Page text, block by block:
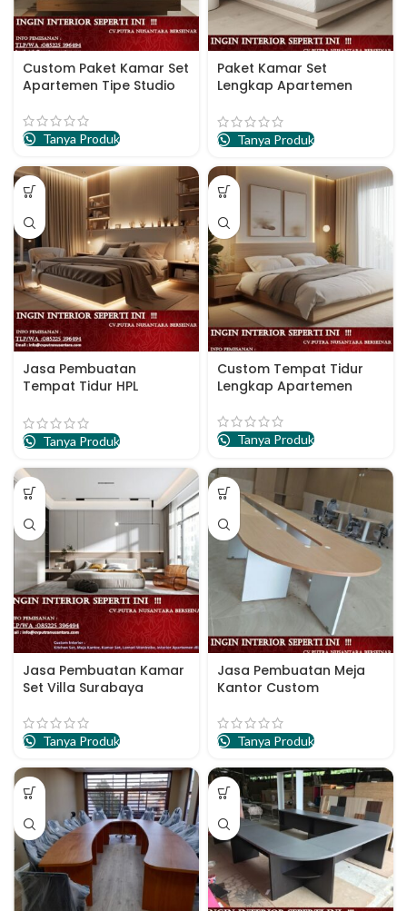
Custom Paket Kamar Set
Apartemen Tipe Studio
Tanya Produk
Paket Kamar Set
Lengkap Apartemen
Tanya Produk
Jasa Pembuatan
Tempat Tidur HPL
Tanya Produk
Custom Tempat Tidur
Lengkap Apartemen
Tanya Produk
Jasa Pembuatan Kamar
Set Villa Surabaya
Tanya Produk
Jasa Pembuatan Meja
Kantor Custom
Tanya Produk